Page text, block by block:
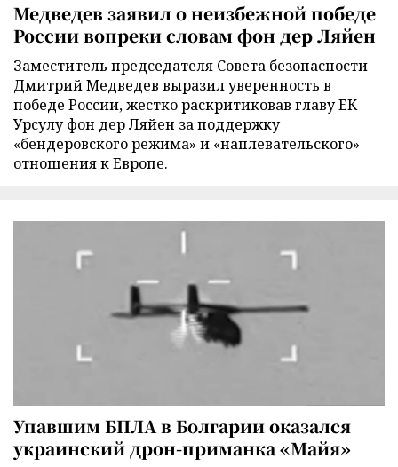
Медведев заявил о неизбежной победе
России вопреки словам фон дер Ляйен
Заместитель председателя Совета безопасности
Дмитрий Медведев выразил уверенность в
победе России, жестко раскритиковав главу ЕК
Урсулу фон дер Ляйен за поддержку
«бендеровского режима» и «наплевательского»
отношения к Европе.
Упавшим БПЛА в Болгарии оказался
украинский дрон-приманка «Майя»